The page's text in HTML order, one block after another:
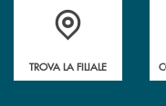
Accedi all' elenco
TROVA LA FILIALE